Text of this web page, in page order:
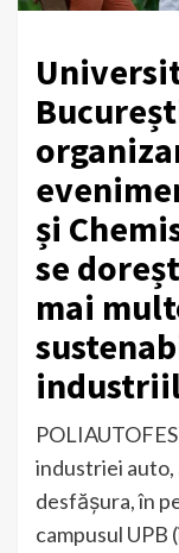
și
se
mai
industriei auto,
desfășura, în
campusul